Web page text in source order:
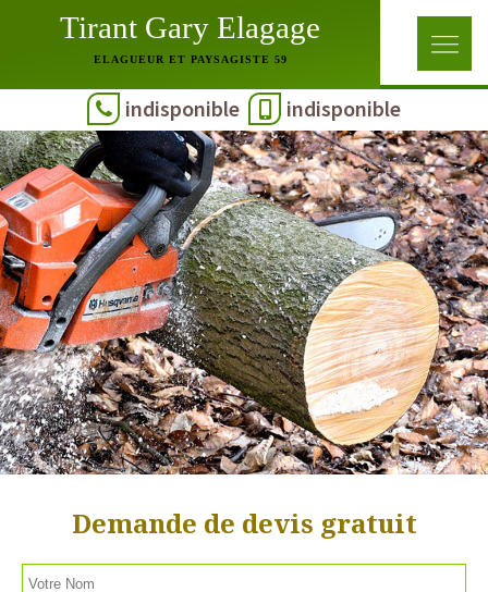
Tirant Gary Elagage
ELAGUEUR ET PAYSAGISTE 59
indisponible indisponible
Demande de devis gratuit